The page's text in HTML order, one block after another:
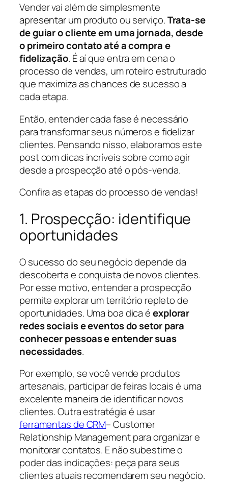
Vender vai além de simplesmente
apresentar um produto ou serviço.Trata-se
de guiar o cliente em uma jornada, desde
o primeiro contato até a compra e
fidelização. É aí que entra em cena o
processo de vendas, um roteiro estruturado
que maximiza as chances de sucesso a
cada etapa.
Então, entender cada fase é necessário
para transformar seus números e fidelizar
clientes. Pensando nisso, elaboramos este
post com dicas incríveis sobre como agir
desde a prospecção até o pós-venda.
Confira as etapas do processo de vendas!
1. Prospecção: identifique
oportunidades
O sucesso do seu negócio depende da
descoberta e conquista de novos clientes.
Por esse motivo, entender a prospecção
permite explorar um território repleto de
oportunidades. Uma boa dica éexplorar
redes sociais e eventos do setor para
conhecer pessoas e entender suas
necessidades.
Por exemplo, se você vende produtos
artesanais, participar de feiras locais é uma
excelente maneira de identificar novos
clientes. Outra estratégia é usar
ferramentas de CRM–Customer
Relationship Managementpara organizar e
monitorar contatos. E não subestime o
poder das indicações: peça para seus
clientes atuais recomendarem seu negócio.